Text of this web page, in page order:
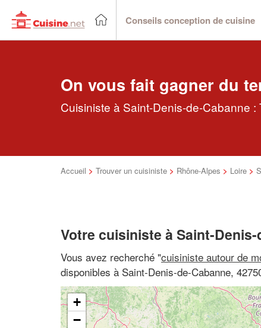
Conseils conception de cuisine
On vous fait gagner du
Cuisiniste à Saint-Denis-de-Cabanne
Accueil > Trouver un cuisiniste > Rhône-Alpes > Loire >
Votre cuisiniste à Saint-Denis-
Vous avez recherché "cuisiniste autour de
disponibles à Saint-Denis-de-Cabanne,
+
−